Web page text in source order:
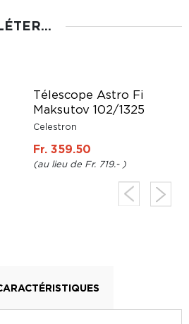
Télescope Astro Fi
Maksutov 102/1325
Celestron
Fr. 359.50
Fr. 719.-